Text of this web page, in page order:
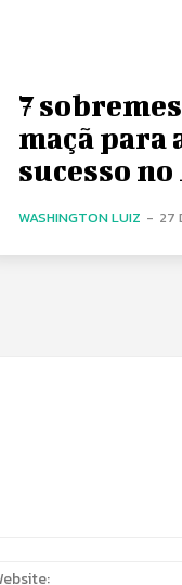
7
maçã para
sucesso
WASHINGTON LUIZ - 27